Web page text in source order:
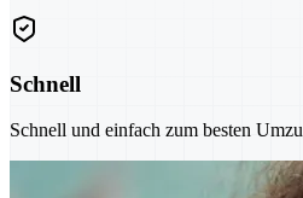
Schnell
Schnell und einfach zum besten